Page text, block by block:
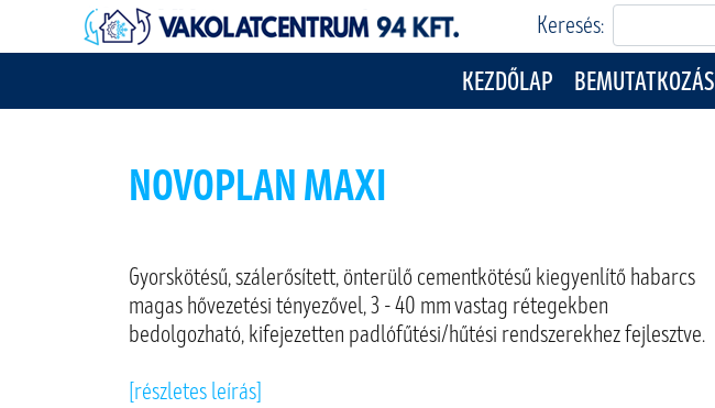
Keresés:
KEZDŐLAP BEMUTATKOZÁS
NOVOPLAN MAXI
Gyorskötésű, szálerősített, önterülő cementkötésű kiegyenlítő habarcs
magas hővezetési tényezővel, 3 - 40 mm vastag rétegekben
bedolgozható, kifejezetten padlófűtési/hűtési rendszerekhez fejlesztve.
[részletes leírás]